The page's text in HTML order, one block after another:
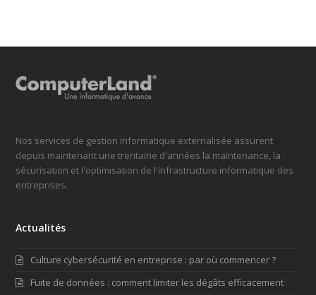
Nos services de gestion informatique externalisée assurent
depuis maintenant une trentaine d'années la maintenance, la
sécurisation et l'optimisation de l'infrastructure informatique des
entreprises.
Actualités
Culture cybersécurité en entreprise : par où commencer ?
Fuite de données : comment limiter les dégâts efficacement